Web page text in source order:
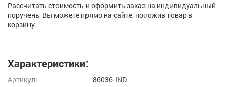
Рассчитать стоимость и оформить заказ на индивидуальный
поручень, Вы можете прямо на сайте, положив товар в
корзину.
Характеристики:
Артикул:
86036-IND